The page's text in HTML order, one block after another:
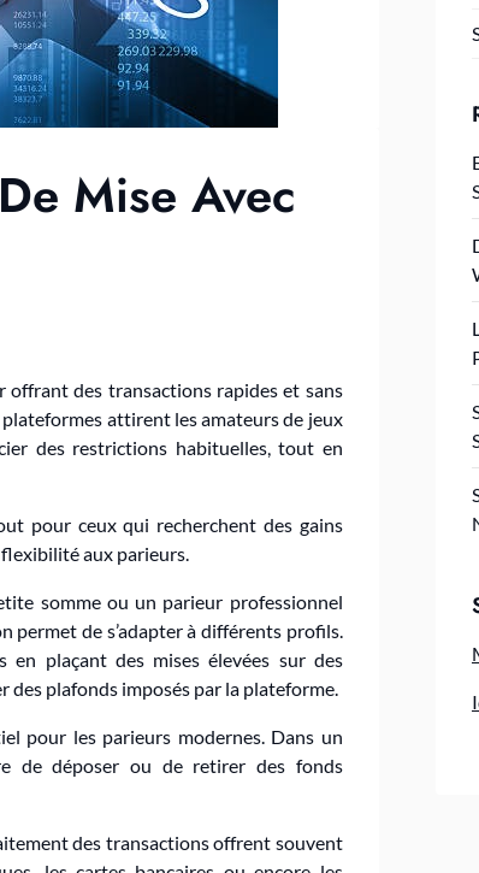
Mise Avec
offrant des transactions rapides et sans
attirent les amateurs de jeux
des restrictions habituelles, tout en
pour ceux qui recherchent des gains
aux parieurs.
somme ou un parieur professionnel
de s’adapter à différents profils.
en plaçant des mises élevées sur des
des plafonds imposés par la plateforme.
pour les parieurs modernes. Dans un
de déposer ou de retirer des fonds
des transactions offrent souvent